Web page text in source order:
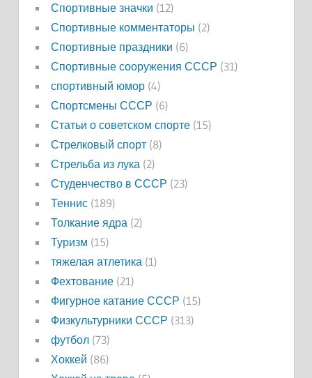
Спортивные значки (12)
Спортивные комментаторы (2)
Спортивные праздники (6)
Спортивные сооружения СССР (31)
спортивный юмор(4)
Спортсмены СССР (6)
Статьи о советском спорте(15)
Стрелковый спорт(8)
Стрельба из лука(2)
Студенчество в СССР (23)
Теннис(189)
Толкание ядра(2)
Туризм (15)
тяжелая атлетика(1)
Фехтование(21)
Фигурное катание СССР (15)
Физкультурники СССР (313)
футбол(73)
Хоккей (86)